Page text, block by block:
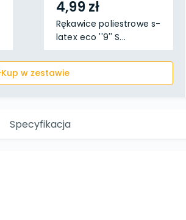
4,99 zł
Rękawice poliestrowe s-
latex eco ''9'' S...
Kup w zestawie
Specyfikacja